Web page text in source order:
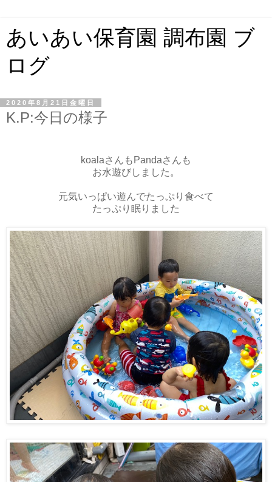
あいあい保育園 調布園 ブ
ログ
2020年8月21日金曜日
K.P:今日の様子
koalaさんもPandaさんも
お水遊びしました。
元気いっぱい遊んでたっぷり食べて
たっぷり眠りました